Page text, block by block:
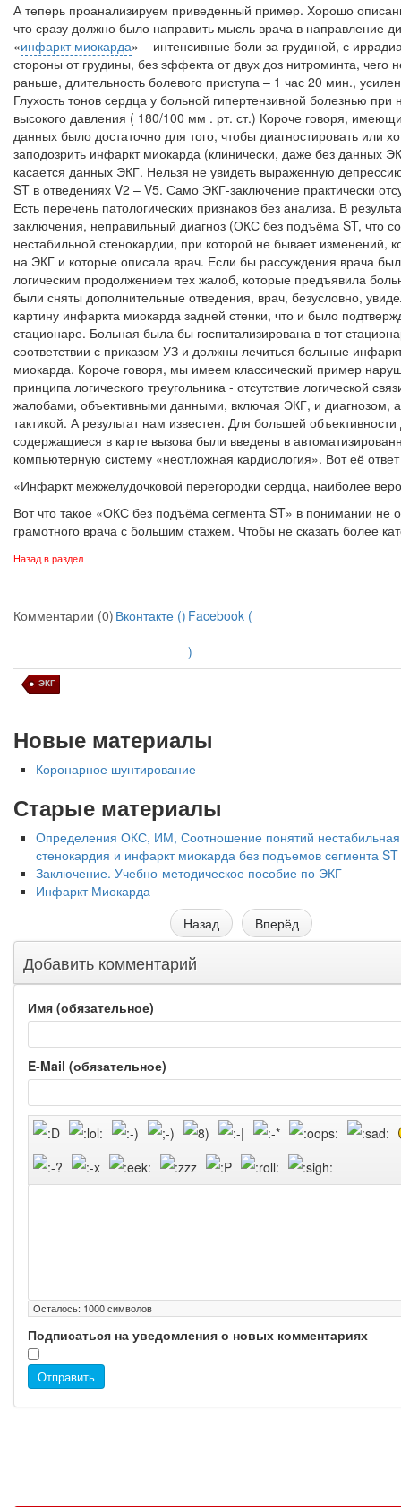
А теперь проанализируем приведенный пример. Хорошо
что сразу должно было направить мысль врача в направление
«инфаркт миокарда» – интенсивные боли за грудиной, с
стороны от грудины, без эффекта от двух доз нитроминта, чего
раньше, длительность болевого приступа – 1 час 20 мин.,
Глухость тонов сердца у больной гипертензивной болезнью при
высокого давления ( 180/100 мм . рт. ст.) Короче говоря,
данных было достаточно для того, чтобы диагностировать или
заподозрить инфаркт миокарда (клинически, даже без данных
касается данных ЭКГ. Нельзя не увидеть выраженную
ST в отведениях V2 – V5. Само ЭКГ-заключение практически
Есть перечень патологических признаков без анализа. В
заключения, неправильный диагноз (ОКС без подъёма ST, что
нестабильной стенокардии, при которой не бывает изменений,
на ЭКГ и которые описала врач. Если бы рассуждения врача
логическим продолжением тех жалоб, которые предъявила
были сняты дополнительные отведения, врач, безусловно,
картину инфаркта миокарда задней стенки, что и было
стационаре. Больная была бы госпитализирована в тот
соответствии с приказом УЗ и должны лечиться больные
миокарда. Короче говоря, мы имеем классический пример
принципа логического треугольника - отсутствие логической
жалобами, объективными данными, включая ЭКГ, и диагнозом, а
тактикой. А результат нам известен. Для большей
содержащиеся в карте вызова были введены в
компьютерную систему «неотложная кардиология». Вот её ответ
«Инфаркт межжелудочковой перегородки сердца, наиболее
Вот что такое «ОКС без подъёма сегмента ST» в понимании не
грамотного врача с большим стажем. Чтобы не сказать более
Назад в раздел
Комментарии (0) Вконтакте () Facebook (
)
ЭКГ
Новые материалы
Коронарное шунтирование -
Старые материалы
Определения ОКС, ИМ, Соотношение понятий нестабильная
стенокардия и инфаркт миокарда без подъемов сегмента
Заключение. Учебно-методическое пособие по ЭКГ -
Инфаркт Миокарда -
Назад
Вперёд
Добавить комментарий
Имя (обязательное)
E-Mail (обязательное)
Осталось: 1000символов
Подписаться на уведомления о новых комментариях
Отправить